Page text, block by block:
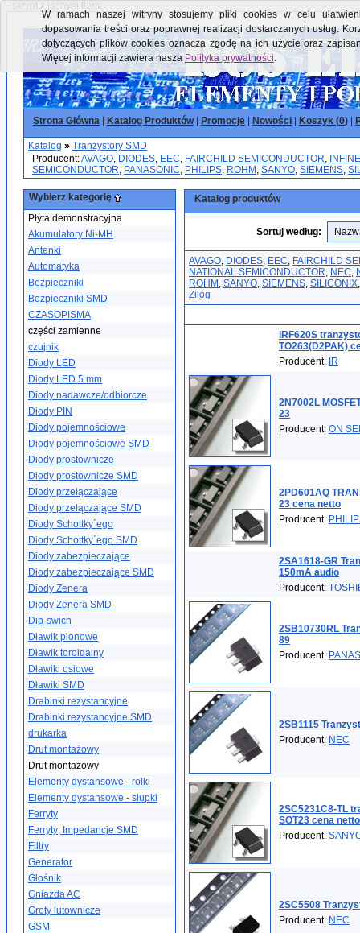
- skrypt z jasnym tłem:
Strona Główna Katalog Produktów| Promocje Nowości Koszyk (0)
Katalog » Tranzystory SMD
Producent:AVAGO, DIODES, EEC, FAIRCHILD SEMICONDUCTOR,
SEMICONDUCTOR, PANASONIC, PHILIPS, ROHM , SANYO, SIEMENS,
Wybierz kategorię
Płyta demonstracyjna
Akumulatory Ni-MH
Antenki
Automatyka
Bezpieczniki
Bezpieczniki SMD
CZASOPISMA
części zamienne
czujnik
Diody LED
Diody LED 5 mm
Diody nadawcze/odbiorcze
Diody PIN
Diody pojemnościowe
Diody pojemnościowe SMD
Diody prostownicze
Diody prostownicze SMD
Diody przełączające
Diody przełączające SMD
Diody Schottky´ego
Diody Schottky´ego SMD
Diody zabezpieczające
Diody zabezpieczające SMD
Diody Zenera
Diody Zenera SMD
Dip-swich
Dławik pionowe
Dławik toroidalny
Dławiki osiowe
Dławiki SMD
Drabinki rezystancyjne
Drabinki rezystancyjne SMD
drukarka
Drut montażowy
Drut montażowy
Elementy dystansowe - rolki
Elementy dystansowe - słupki
Ferryty
Ferryty; Impedancje SMD
Filtry
Generator
Głośnik
Gniazda AC
Groty lutownicze
GSM
Katalog produktów
Sortuj według:
AVAGO, DIODES, EEC, FAIRCHILD
NATIONAL SEMICONDUCTOR, NEC,
ROHM , SANYO, SIEMENS, SILICONIX
Zilog
IRF620S
TO263(D2PAK)
Producent: IR
2N7002L
23
Producent: ON
2PD601AQ
23 cena netto
Producent:
2SA1618-GR
150mA audio
Producent:
2SB10730RL
89
Producent:
2SB1115
Producent: NEC
2SC5231C8-TL
SOT23 cena netto
Producent:
2SC5508
Producent: NEC
W ramach naszej witryny stosujemy pliki cookies w celu
dopasowania treści oraz poprawnej realizacji dostarczanych usług.
dotyczących plików cookies oznacza zgodę na ich użycie oraz
Więcej informacji zawiera nasza Polityka prywatności.